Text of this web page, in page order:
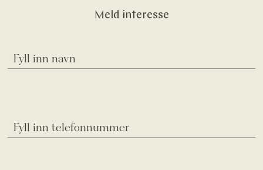
Meld interesse
Fyll inn navn
Fyll inn telefonnummer